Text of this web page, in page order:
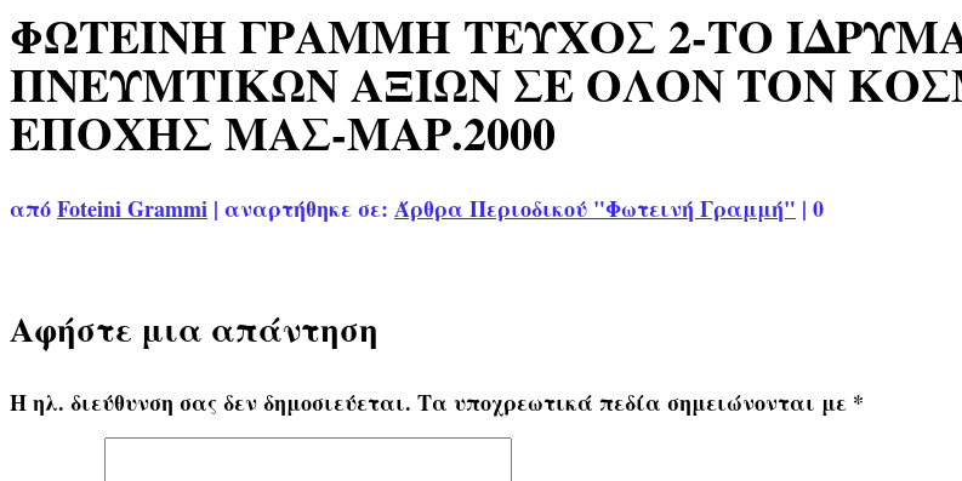
ΦΩΤΕΙΝΗ ΓΡΑΜΜΗ ΤΕΥΧΟΣ 2-ΤΟ
ΠΝΕΥΜΤΙΚΩΝ ΑΞΙΩΝ ΣΕ ΟΛΟΝ ΤΟΝ
ΕΠΟΧΗΣ ΜΑΣ-ΜΑΡ.2000
απόFoteini Grammi | αναρτήθηκε σε: Άρθρα Περιοδικού "Φωτεινή Γραμμή" | 0
Αφήστε μια απάντηση
Η ηλ. διεύθυνση σας δεν δημοσιεύεται. Τα υποχρεωτικά πεδία σημειώνονται με *